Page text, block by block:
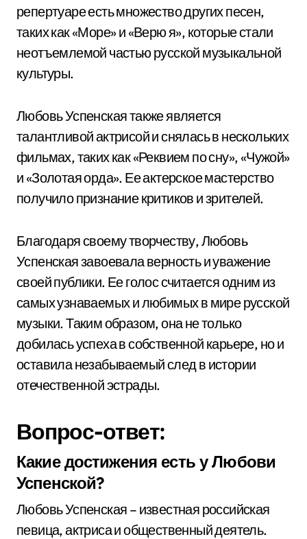
репертуаре есть множество других песен,
таких как «Море» и «Верю я», которые стали
неотъемлемой частью русской музыкальной
культуры.
Любовь Успенская также является
талантливой актрисой и снялась в нескольких
фильмах, таких как «Реквием по сну», «Чужой»
и «Золотая орда». Ее актерское мастерство
получило признание критиков и зрителей.
Благодаря своему творчеству, Любовь
Успенская завоевала верность и уважение
своей публики. Ее голос считается одним из
самых узнаваемых и любимых в мире русской
музыки. Таким образом, она не только
добилась успеха в собственной карьере, но и
оставила незабываемый след в истории
отечественной эстрады.
Вопрос-ответ:
Какие достижения есть у Любови
Успенской?
Любовь Успенская – известная российская
певица, актриса и общественный деятель.